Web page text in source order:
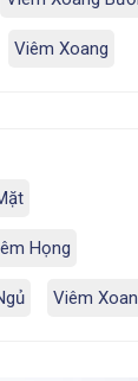
Viêm Xoang
Họng
Viêm